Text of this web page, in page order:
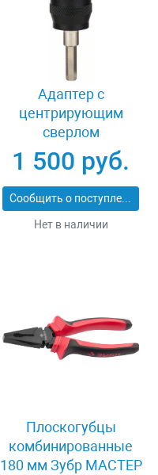
Адаптер c
центрирующим
сверлом
шестигранный
хвостовик 8 мм
Bosch Power Change
2608584814
1 500 руб.
Сообщить о поступлении
Нет в наличии
Плоскогубцы
комбинированные
180 мм Зубр МАСТЕР